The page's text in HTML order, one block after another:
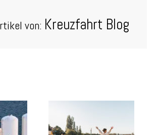
von: Kreuzfahrt Blog